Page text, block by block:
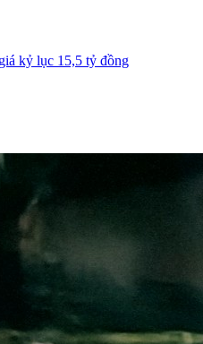
kỷ lục 15,5 tỷ đồng